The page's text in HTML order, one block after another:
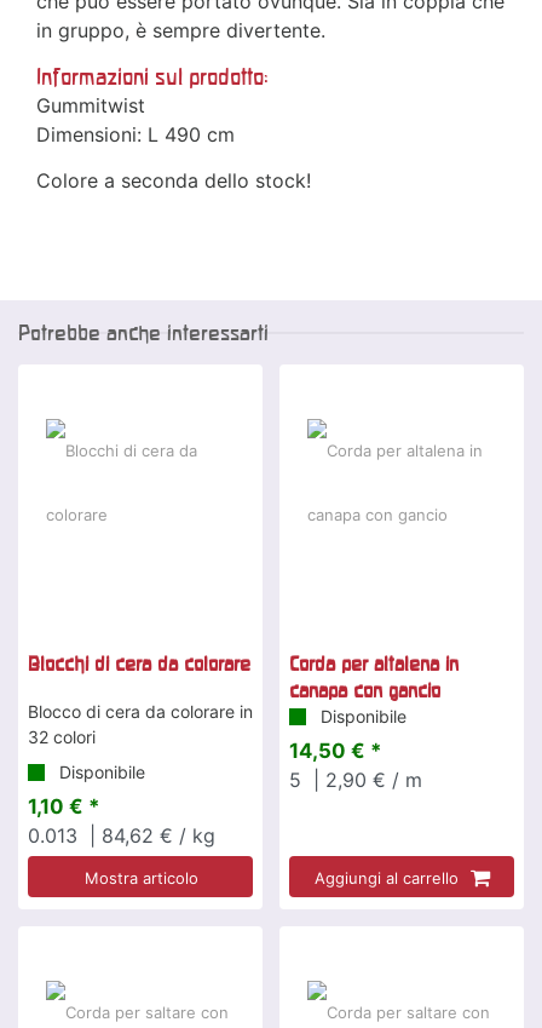
in gruppo, è sempre divertente.
Informazioni sul prodotto:
Gummitwist
Dimensioni: L 490 cm
Colore a seconda dello stock!
Potrebbe anche interessarti
Blocchi di cera da colorare
Blocco di cera da colorare in
32 colori
Disponibile
1,10 € *
0.013
| 84,62 € / kg
Mostra articolo
Corda per altalena in
canapa con gancio
Disponibile
14,50 € *
5
| 2,90 € / m
Aggiungi al carrello